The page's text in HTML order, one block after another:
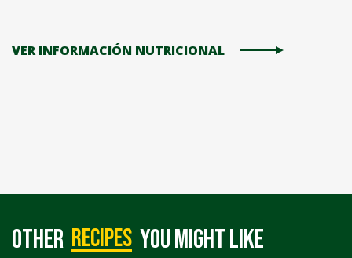
VER INFORMACIÓN NUTRICIONAL
Other recipes you might like